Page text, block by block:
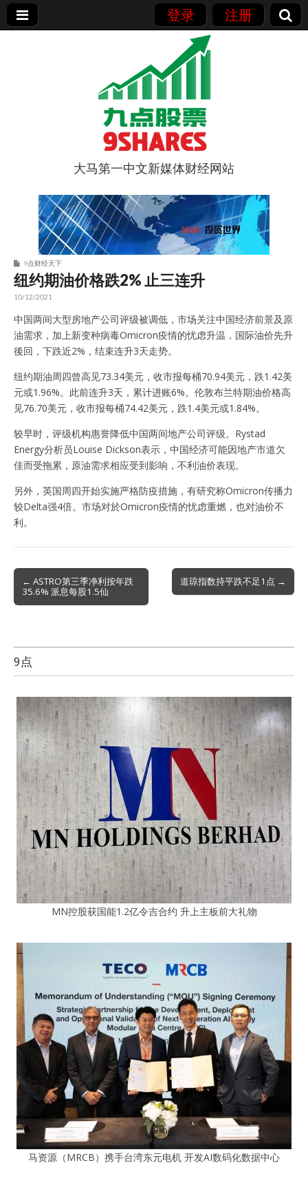
登录 注册
9点股票
大马第一中文新媒体财经网站
9点财经天下
纽约期油价格跌2% 止三连升
10/12/2021
中国两间大型房地产公司评级被调低，市场关注中国经济前景及原
油需求，加上新变种病毒Omicron疫情的忧虑升温，国际油价先升
後回，下跌近2%，结束连升3天走势。
纽约期油周四曾高见73.34美元，收市报每桶70.94美元，跌1.42美
元或1.96%。此前连升3天，累计进账6%。伦敦布兰特期油价格高
见76.70美元，收市报每桶74.42美元，跌1.4美元或1.84%。
较早时，评级机构惠誉降低中国两间地产公司评级。Rystad
Energy分析员Louise Dickson表示，中国经济可能因地产市道欠
佳而受拖累，原油需求相应受到影响，不利油价表现。
另外，英国周四开始实施严格防疫措施，有研究称Omicron传播力
较Delta强4倍。市场对於Omicron疫情的忧虑重燃，也对油价不
利。
Post
navigation
← ASTRO第三季净利按年跌
35.6% 派息每股1.5仙
道琼指数持平跌不足1点 →
9点
MN控股获国能1.2亿令吉合约 升上主板前大礼物
马资源（MRCB）携手台湾东元电机 开发AI数码化数据中心